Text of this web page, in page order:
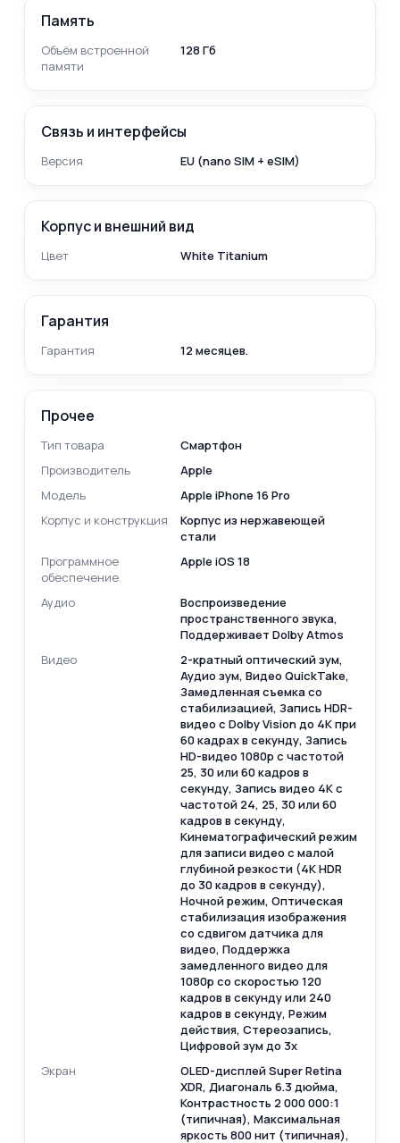
Память
Объём встроенной
памяти
128 Гб
Связь и интерфейсы
Версия EU (nano SIM + eSIM)
Корпус и внешний вид
Цвет White Titanium
Гарантия
Гарантия 12 месяцев.
Прочее
Тип товара
Смартфон
Производитель
Apple
Модель
Apple iPhone 16 Pro
Корпус и конструкция
Корпус из нержавеющей
стали
Программное
обеспечение
Apple iOS 18
Аудио
Воспроизведение
пространственного звука,
Поддерживает Dolby Atmos
Видео
2-кратный оптический зум,
Аудио зум, Видео QuickTake,
Замедленная съемка со
стабилизацией, Запись HDR-
видео с Dolby Vision до 4K при
60 кадрах в секунду, Запись
HD-видео 1080p с частотой
25, 30 или 60 кадров в
секунду, Запись видео 4K с
частотой 24, 25, 30 или 60
кадров в секунду,
Кинематографический режим
для записи видео с малой
глубиной резкости (4K HDR
до 30 кадров в секунду),
Ночной режим, Оптическая
стабилизация изображения
со сдвигом датчика для
видео, Поддержка
замедленного видео для
1080p со скоростью 120
кадров в секунду или 240
кадров в секунду, Режим
действия, Стереозапись,
Цифровой зум до 3x
Экран
OLED-дисплей Super Retina
XDR, Диагональ 6.3 дюйма,
Контрастность 2 000 000:1
(типичная), Максимальная
яркость 800 нит (типичная),